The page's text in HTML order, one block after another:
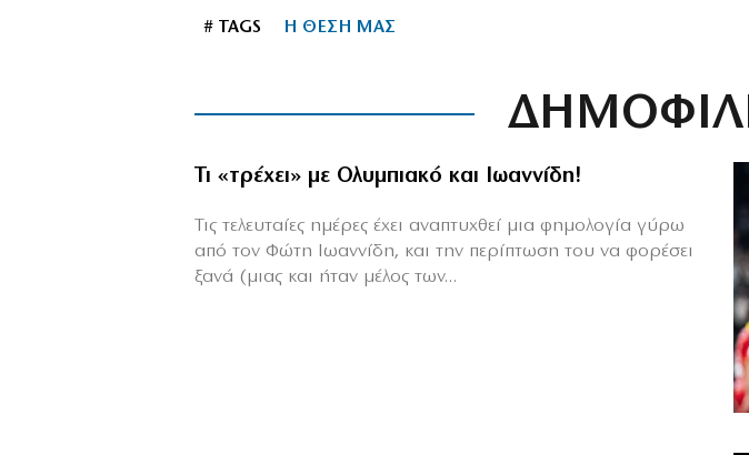
# TAGS Η ΘΕΣΗ ΜΑΣ
Τι «τρέχει» με Ολυμπιακό και Ιωαννίδη!
Τις τελευταίες ημέρες έχει αναπτυχθεί μια φημολογία γύρω
από τον Φώτη Ιωαννίδη, και την περίπτωση του να φορέσει
ξανά (μιας και ήταν μέλος των...